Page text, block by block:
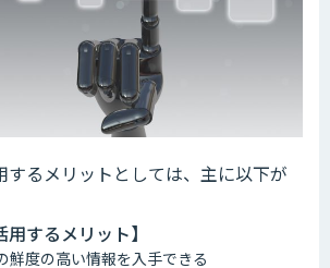
するメリットとしては、主に以下が
用するメリット】
鮮度の高い情報を入手できる